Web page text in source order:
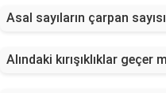
Asal sayıların çarpan
Alındaki kırışıklıklar geçer